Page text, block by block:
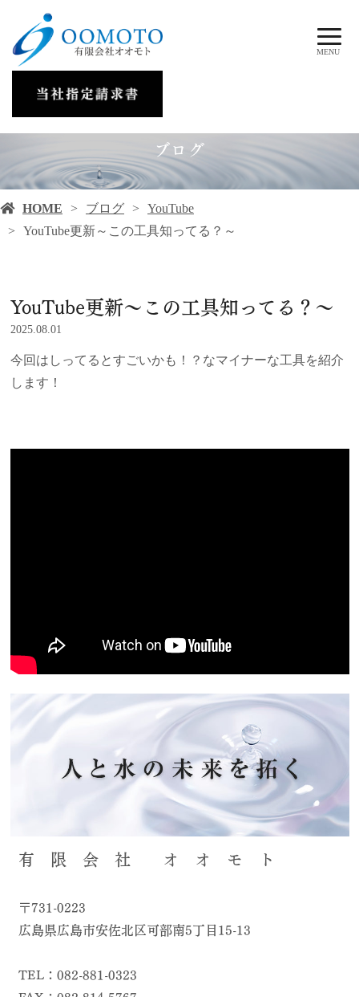
MENU
ブログ
HOME ブログ
YouTube
YouTube更新～この工具知ってる？～
YouTube更新～この工具知ってる？～
2025.08.01
今回はしってるとすごいかも！？なマイナーな工具を紹介
します！
有 限 会 社 オ オ モ ト
〒731-0223
広島県広島市安佐北区可部南5丁目15-13
TEL：082-881-0323